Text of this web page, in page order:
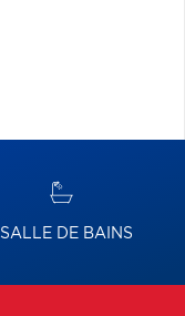
SALLE DE BAINS